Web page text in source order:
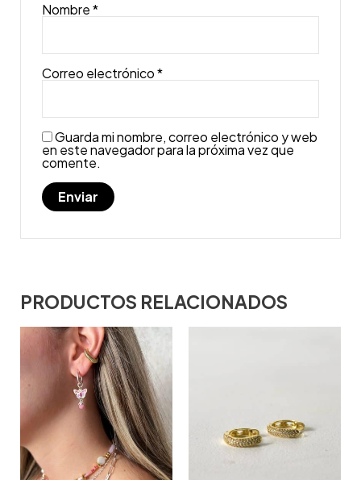
Nombre*
Correo electrónico*
Guarda mi nombre, correo electrónico y web
en este navegador para la próxima vez que
comente.
PRODUCTOS RELACIONADOS